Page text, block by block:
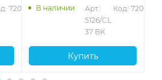
72030без креплений и сиденья,
В наличии
Арт.:
5126/CL
37 BK
Код: 72032
Купить